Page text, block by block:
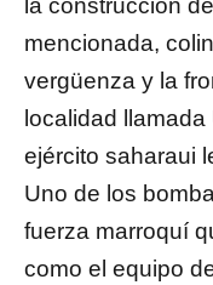
la construcción
mencionada,
vergüenza y la
localidad
ejército saharaui
Uno de los
fuerza marroquí
como el equipo